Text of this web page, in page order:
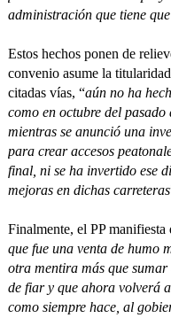
administración que tiene
Estos hechos ponen de
convenio asume la
citadas vías, “aún no ha
como en octubre del
mientras se anunció una
para crear accesos
final, ni se ha invertido ese
mejoras en dichas carreteras
Finalmente, el PP manifiesta
que fue una venta de humo
otra mentira más que
de fiar y que ahora volverá
como siempre hace, al